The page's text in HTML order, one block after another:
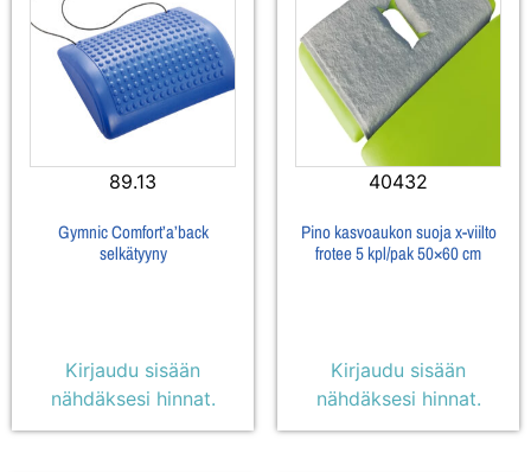
89.13
Gymnic Comfort’a’back
selkätyyny
Kirjaudu sisään
nähdäksesi hinnat.
40432
Pino kasvoaukon suoja x-viilto
frotee 5 kpl/pak 50×60 cm
Kirjaudu sisään
nähdäksesi hinnat.